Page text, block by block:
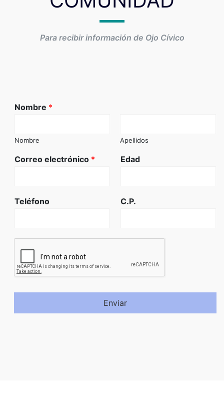
Para recibir información de Ojo Cívico
Nombre *
Nombre Apellidos
Correo electrónico * Edad
Teléfono C.P.
Enviar